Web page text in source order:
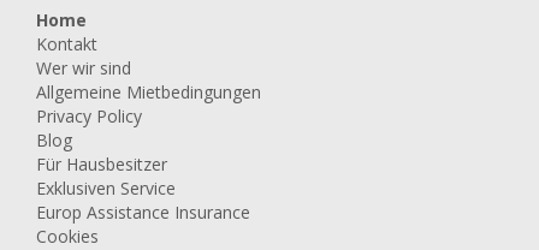
Home
Kontakt
Wer wir sind
Allgemeine Mietbedingungen
Privacy Policy
Blog
Für Hausbesitzer
Exklusiven Service
Europ Assistance Insurance
Cookies